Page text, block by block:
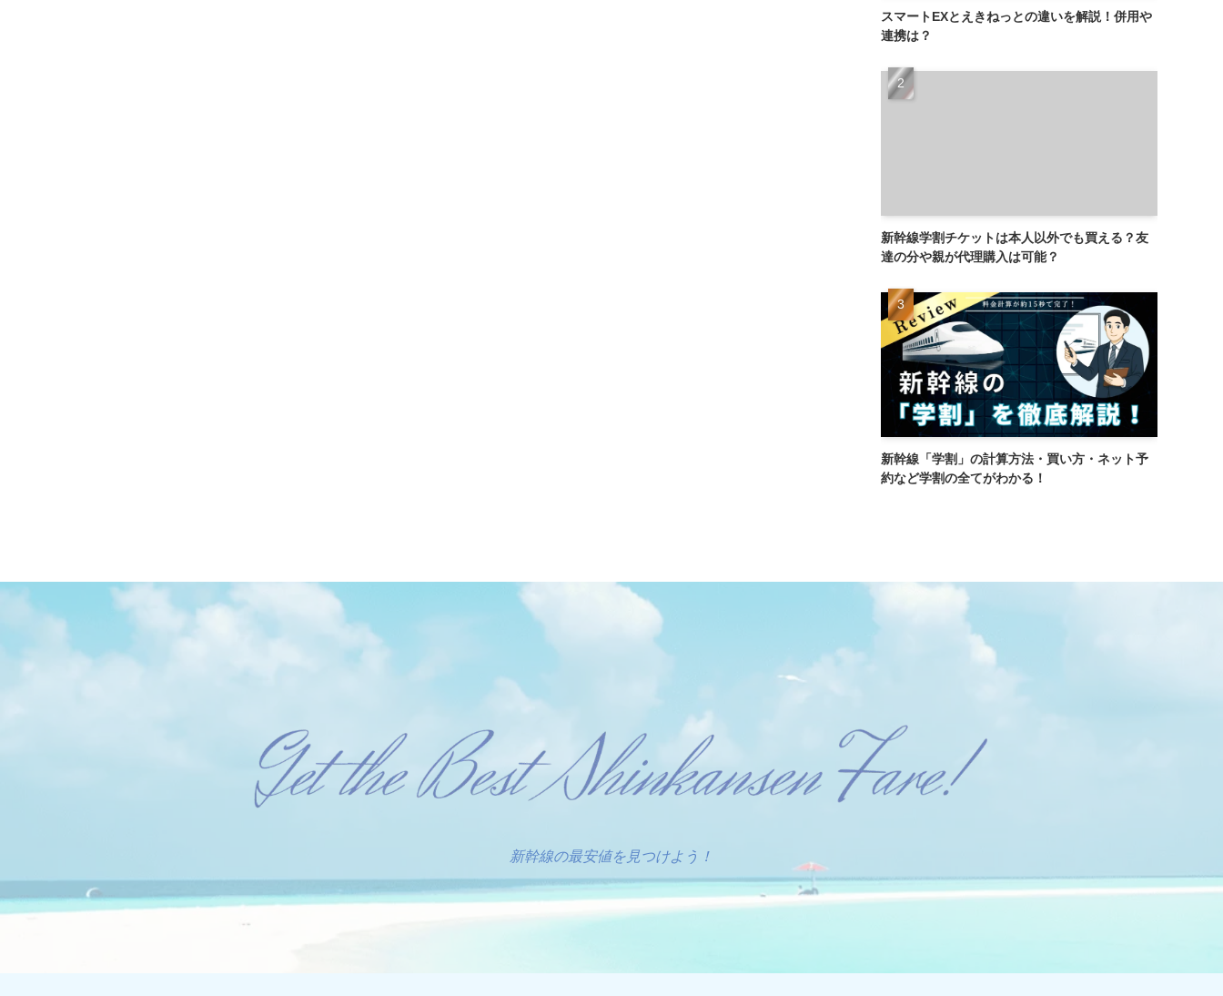
スマートEXとえきねっとの違いを解説！併用や
連携は？
新幹線学割チケットは本人以外でも買える？友
達の分や親が代理購入は可能？
新幹線「学割」の計算方法・買い方・ネット予
約など学割の全てがわかる！
新幹線の最安値を見つけよう！